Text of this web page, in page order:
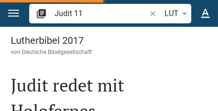
Zum Inhalt springen
Bibelstelle oder
LUT
Judit 11
Lutherbibel 2017
von Deutsche Bibelgesellschaft
Judit redet mit